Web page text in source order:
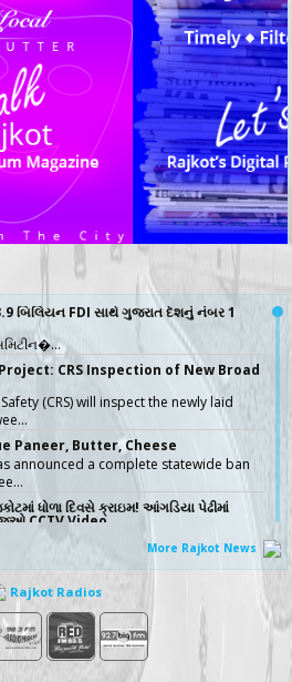
બિલિયન FDI સાથે ગુજરાત દેશનું નંબર 1
CRS Inspection of New Broad
(CRS) will inspect the newly laid
Paneer, Butter, Cheese
announced a complete statewide ban
ધોળા દિવસે ક્રાઇમ! આંગડિયા પેઢીમાં
CCTV Video
રૂપિય…
રાજકોટ એઈમ્સ હોસ્પિટલમાં સ્પાઈન
�…
for Passport Verification in
Malik has issued strict
More Rajkot News
Rajkot Radios